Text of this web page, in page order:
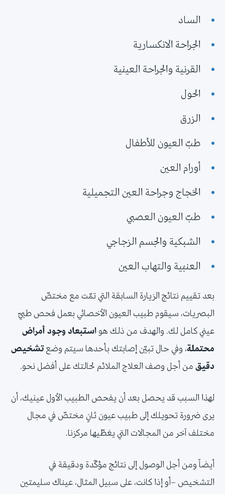
الساد
الجراحة الانكسارية
القرنية والجراحة العينية
الحول
الزرق
طبّ العيون للأطفال
أورام العين
الحَجاج وجراحة العين التجميلية
طبّ العيون العصبي
الشبكية والجسم الزجاجي
العنبية والتهاب العين
بعد تقييم نتائج الزيارة السابقة التي تمّت مع مختصّ
البصريات، سيقوم طبيب العيون الأخصائي بعمل فحص طبيّ
عيني كامل لك. والهدف من ذلك هو استبعاد وجود أمراض
محتملة، وفي حال تبيّن إصابتك بأحدها سيتم وضعتشخيص
دقيقمن أجل وصف العلاج الملائم لحالتك على أفضل نحو.
لهذا السبب قد يحصل بعد أن يفحص الطبيب الأول عينيك، أن
يرى ضرورة تحويلك إلى طبيب عيون ثانٍ مختصّ في مجال
مختلف آخر من المجالات التي يغطّيها مركزنا.
أيضاً ومن أجل الوصول إلى نتائج مؤكّدة ودقيقة في
التشخيص –أو إذا كانت، على سبيل المثال، عيناك سليمتين